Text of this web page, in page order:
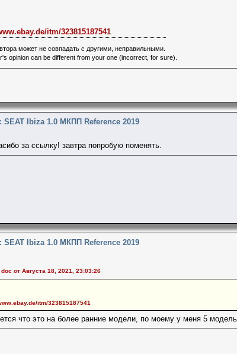
itm/323815187541
может не совпадать с другими, неправильными.
opinion can be different from your one (incorrect, for sure).
SEAT Ibiza 1.0 МКПП Reference 2019
за ссылку! завтра попробую поменять.
SEAT Ibiza 1.0 МКПП Reference 2019
doc от Августа 18, 2021, 23:03:26
itm/323815187541
что это на более ранние модели, по моему у меня 5